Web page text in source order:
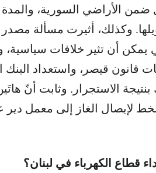
الأراضي السورية، والمدة
وكذلك، أثيرت مسألة مصدر
يمكن أن تثير خلافات
قانون قيصر، واستعداد
الاستجرار. وثابت أنّ
لإيصال الغاز إلى معمل
قطاع الكهرباء في لبنان؟